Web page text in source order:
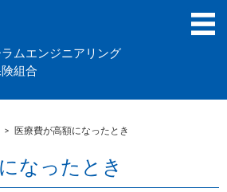
ムエンジニアリング
組合
> 医療費が高額になったとき
なったとき